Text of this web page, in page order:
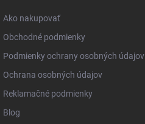
Ako nakupovať
Obchodné podmienky
Podmienky ochrany osobných údajov
Ochrana osobných údajov
Reklamačné podmienky
Blog